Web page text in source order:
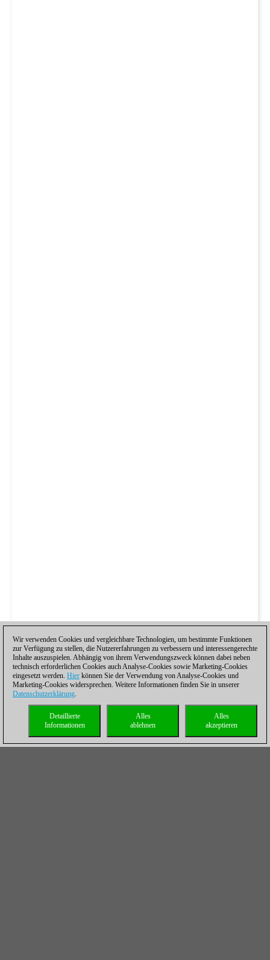
Wir verwenden Cookies und vergleichbare Technologien, um bestimmte Funktionen
zur Verfügung zu stellen, die Nutzererfahrungen zu verbessern und interessengerechte
Inhalte auszuspielen. Abhängig von ihrem Verwendungszweck können dabei neben
technisch erforderlichen Cookies auch Analyse-Cookies sowie Marketing-Cookies
eingesetzt werden. Hier können Sie der Verwendung von Analyse-Cookies und
Marketing-Cookies widersprechen. Weitere Informationen finden Sie in unserer
Datenschutzerklärung.
Alles
akzeptieren
Alles
ablehnen
Detaillierte
Informationen